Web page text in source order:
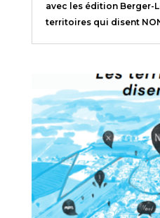
avec les édition Berger-
territoires qui disent